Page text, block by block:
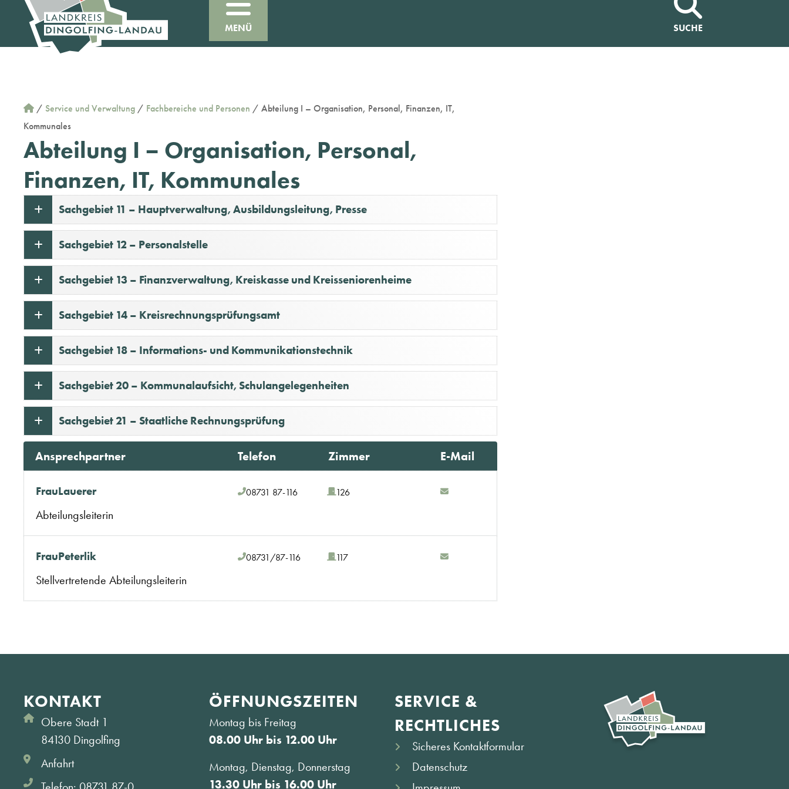
MENÜ SUCHE
/ Service und Verwaltung / Fachbereiche und Personen / Abteilung I – Organisation, Personal, Finanzen, IT,
Kommunales
Abteilung I – Organisation, Personal,
Finanzen, IT, Kommunales
Sachgebiet 11 – Hauptverwaltung, Ausbildungsleitung, Presse
Sachgebiet 12 – Personalstelle
Sachgebiet 13 – Finanzverwaltung, Kreiskasse und Kreisseniorenheime
Sachgebiet 14 – Kreisrechnungsprüfungsamt
Sachgebiet 18 – Informations- und Kommunikationstechnik
Sachgebiet 20 – Kommunalaufsicht, Schulangelegenheiten
Sachgebiet 21 – Staatliche Rechnungsprüfung
Ansprechpartner Telefon Zimmer E-Mail
FrauLauerer 08731 87-116 126
Abteilungsleiterin
FrauPeterlik 08731/87-116 117
Stellvertretende Abteilungsleiterin
KONTAKT
Obere Stadt 1
84130 Dingolfing
Anfahrt
ÖFFNUNGS­ZEITEN
Montag bis Freitag
08.00 Uhr bis 12.00 Uhr
Montag, Dienstag, Donnerstag
13.30 Uhr bis 16.00 Uhr
SERVICE &
RECHTLICHES
Sicheres Kontaktformular
Datenschutz